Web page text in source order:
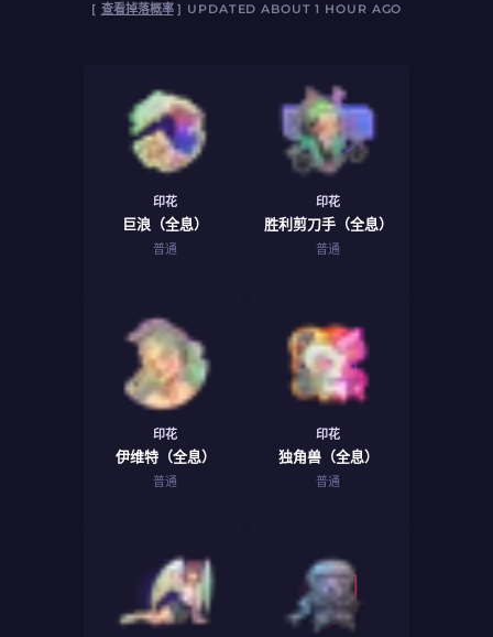
[ 查看掉落概率] UPDATED ABOUT 1 HOUR AGO
印花
巨浪（全息）
普通
印花
胜利剪刀手（全息）
普通
印花
伊维特（全息）
普通
印花
独角兽（全息）
普通